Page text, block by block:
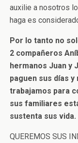
auxilie a nosotros
haga es
Por lo tanto no
2 compañeros
hermanos Juan y
paguen sus días
trabajamos para
sus familiares
sustenta sus vida.
QUEREMOS SUS